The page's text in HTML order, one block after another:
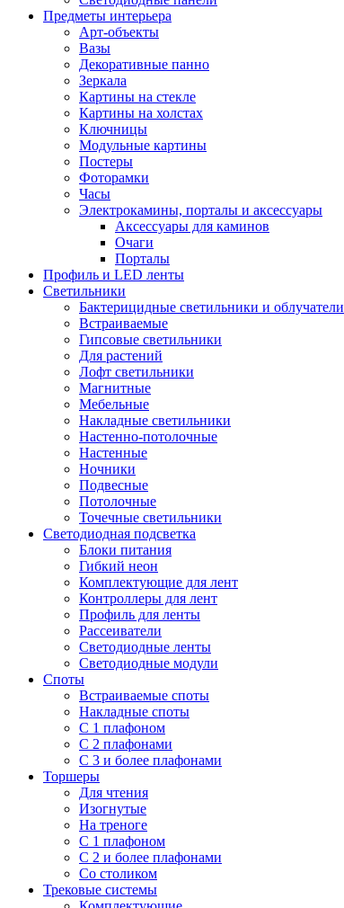
Предметы интерьера
Арт-объекты
Вазы
Декоративные панно
Зеркала
Картины на стекле
Картины на холстах
Ключницы
Модульные картины
Постеры
Фоторамки
Часы
Электрокамины, порталы и аксессуары
Аксессуары для каминов
Очаги
Порталы
Профиль и LED ленты
Светильники
Бактерицидные светильники и облучатели
Встраиваемые
Гипсовые светильники
Для растений
Лофт светильники
Магнитные
Мебельные
Накладные светильники
Настенно-потолочные
Настенные
Ночники
Подвесные
Потолочные
Точечные светильники
Светодиодная подсветка
Блоки питания
Гибкий неон
Комплектующие для лент
Контроллеры для лент
Профиль для ленты
Рассеиватели
Светодиодные ленты
Светодиодные модули
Споты
Встраиваемые споты
Накладные споты
С 1 плафоном
С 2 плафонами
С 3 и более плафонами
Торшеры
Для чтения
Изогнутые
На треноге
С 1 плафоном
С 2 и более плафонами
Со столиком
Трековые системы